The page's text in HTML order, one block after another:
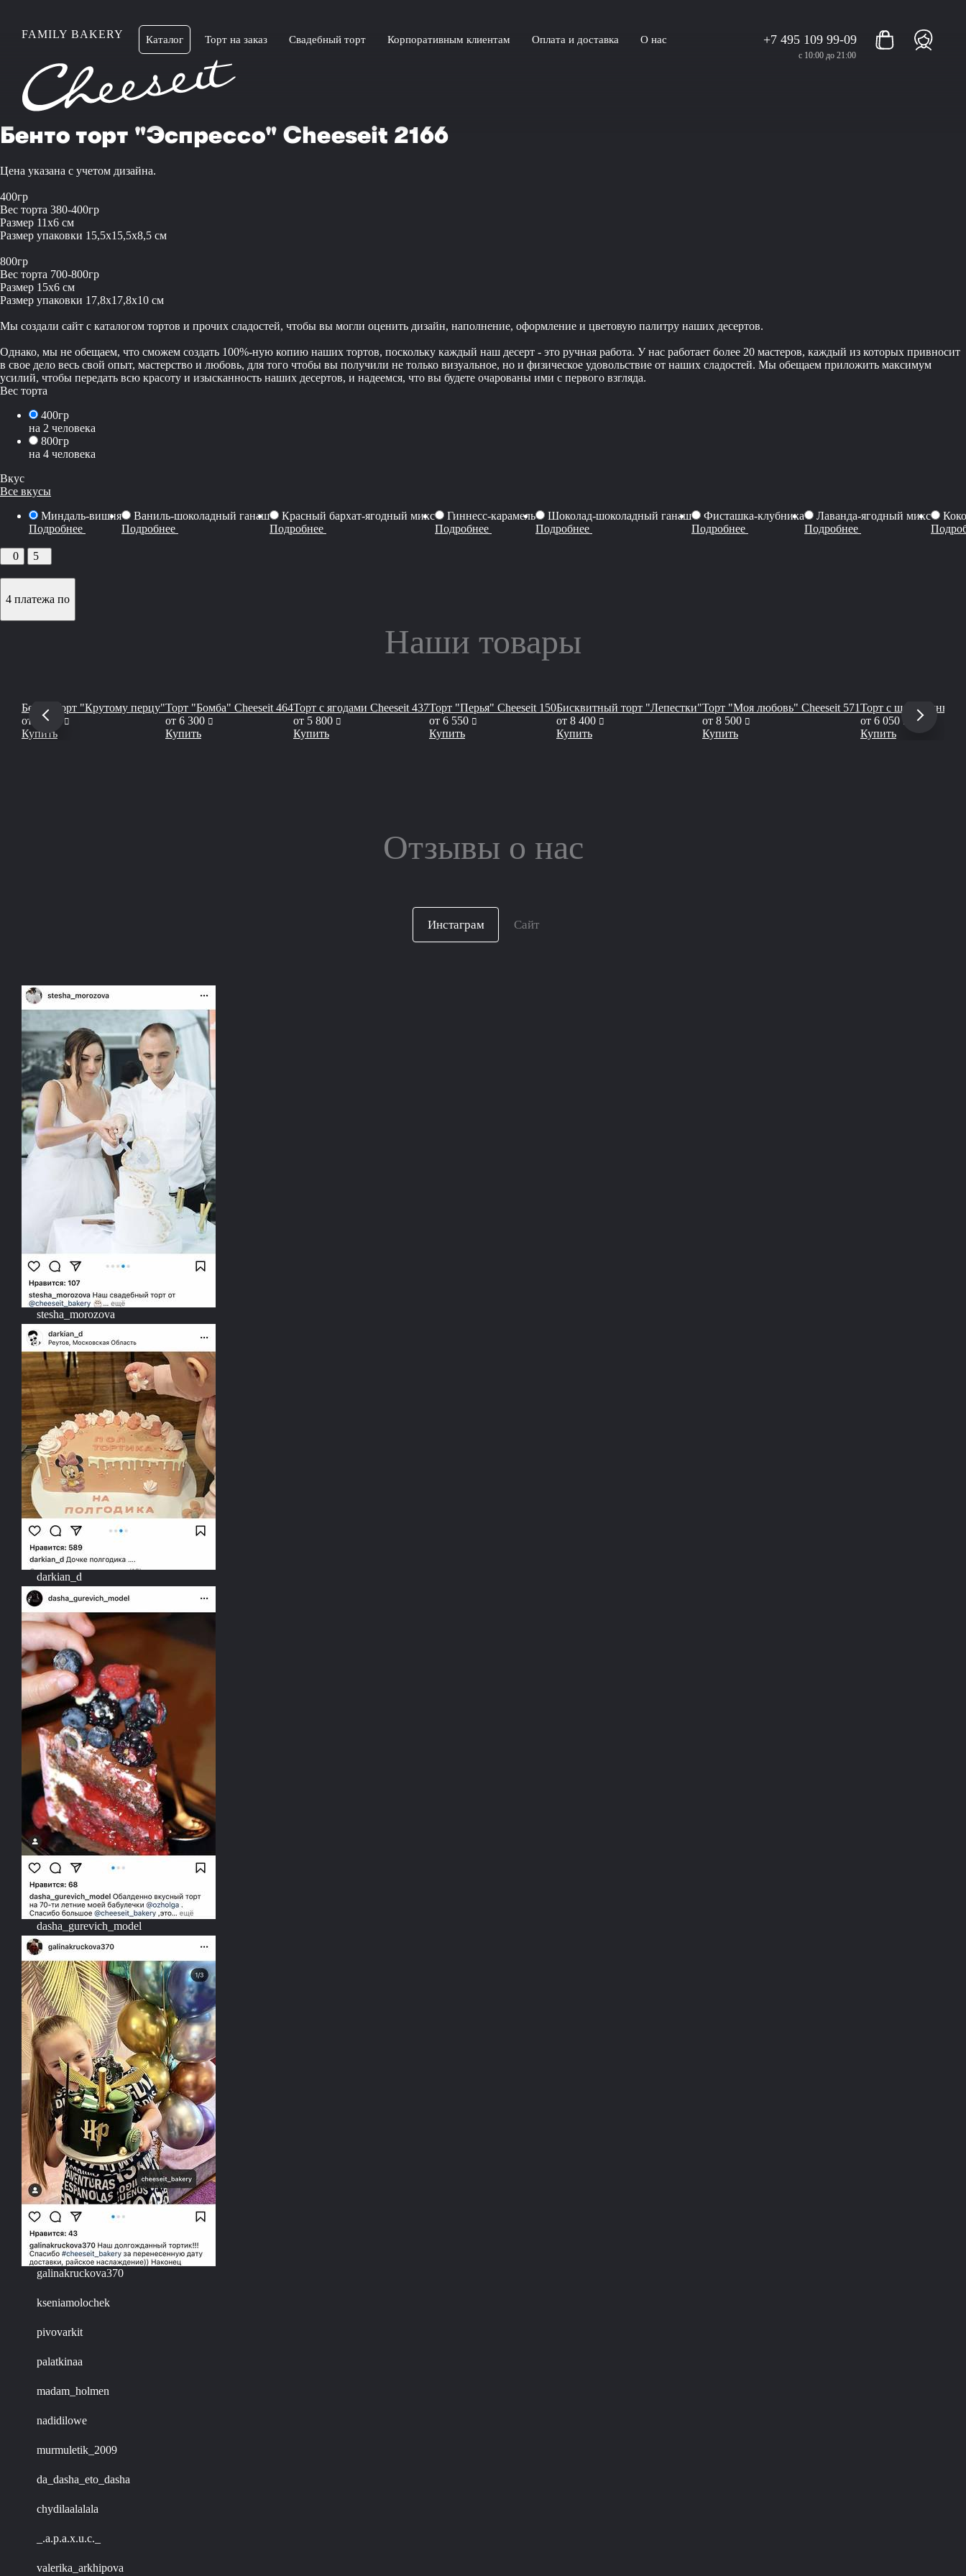
FAMILY BAKERY Каталог Торт на заказ Свадебный торт Корпоративным клиентам Оплата и доставка О нас +7 495 109 99-09
с 10:00 до 21:00
Бенто торт "Эспрессо" Cheeseit 2166
Цена указана с учетом дизайна.
400гр
Вес торта 380-400гр
Размер 11x6 см
Размер упаковки 15,5x15,5x8,5 см
800гр
Вес торта 700-800гр
Размер 15x6 см
Размер упаковки 17,8x17,8x10 см
Мы создали сайт с каталогом тортов и прочих сладостей, чтобы вы могли оценить дизайн, наполнение, оформление и цветовую палитру наших десертов.
Однако, мы не обещаем, что сможем создать 100%-ную копию наших тортов, поскольку каждый наш десерт - это ручная работа. У нас работает более 20 мастеров, каждый из которых привносит
в свое дело весь свой опыт, мастерство и любовь, для того чтобы вы получили не только визуальное, но и физическое удовольствие от наших сладостей. Мы обещаем приложить максимум
усилий, чтобы передать всю красоту и изысканность наших десертов, и надеемся, что вы будете очарованы ими с первого взгляда.
Вес торта
400гр
на 2 человека
800гр
на 4 человека
Вкус
Все вкусы
Миндаль-вишня
Подробнее
Ваниль-шоколадный ганаш
Подробнее
Красный бархат-ягодный микс
Подробнее
Гиннесс-карамель
Подробнее
Шоколад-шоколадный ганаш
Подробнее
Фисташка-клубника
Подробнее
Лаванда-ягодный микс
Подробнее
0 5
4 платежа по
Наши товары
Бенто-Торт "Крутому перцу"
от
2 200
руб
Купить
Торт "Бомба" Cheeseit 464
от 6 300 руб
Купить
Торт с ягодами Cheeseit 437
от 5 800 руб
Купить
Торт "Перья" Сheeseit 150
от 6 550 руб
Купить
Бисквитный торт "Лепестки"
от 8 400 руб
Купить
Торт "Моя любовь" Cheeseit 571
от 8 500 руб
Купить
Торт с
от 6 050
руб
Купить
Отзывы о нас
Инстаграм Сайт
stesha_morozova
darkian_d
dasha_gurevich_model
galinakruckova370
kseniamolochek
pivovarkit
palatkinaa
madam_holmen
nadidilowe
murmuletik_2009
da_dasha_eto_dasha
chydilaalalala
_.a.p.a.x.u.c._
valerika_arkhipova